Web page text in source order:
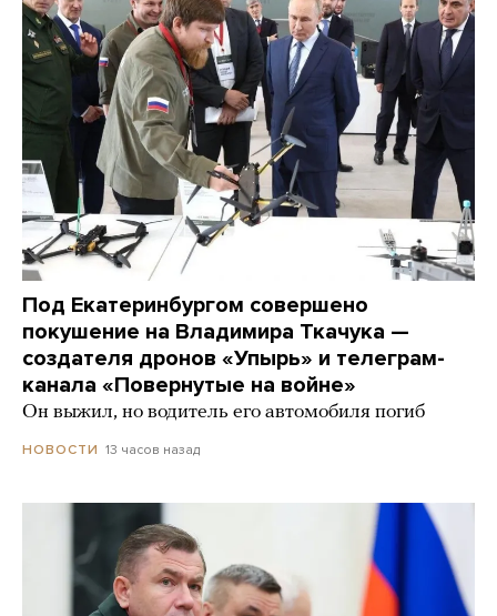
Под Екатеринбургом совершено
покушение на Владимира Ткачука —
создателя дронов «Упырь» и телеграм-
канала «Повернутые на войне»
Он выжил, но водитель его автомобиля погиб
НОВОСТИ 13 часов назад